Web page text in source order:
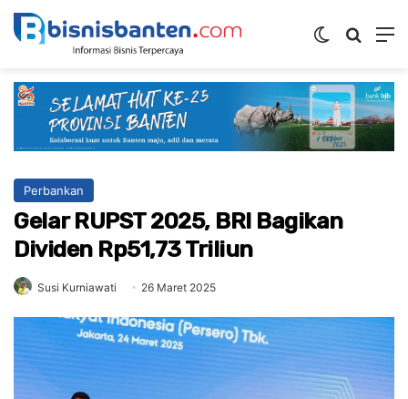
Switch skin
Perbankan
Gelar RUPST 2025, BRI Bagikan
Dividen Rp51,73 Triliun
Susi Kurniawati 26 Maret 2025